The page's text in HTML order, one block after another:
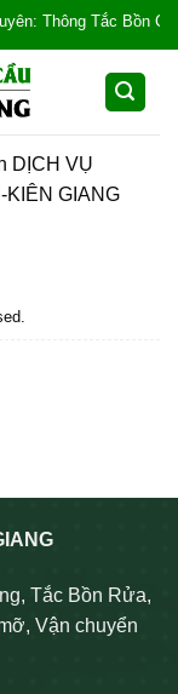
Thông Tắc Bồn
DỊCH VỤ
KIÊN GIANG
Tắc Bồn Rửa,
Vận chuyển